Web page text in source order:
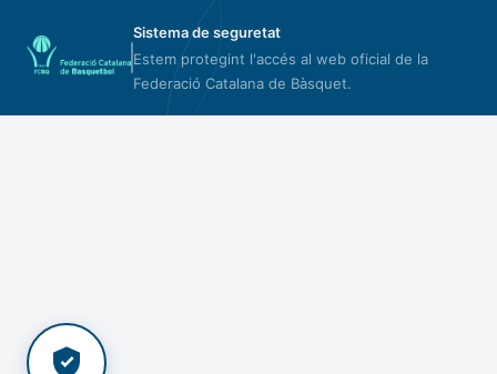
Sistema de seguretat
Estem protegint l'accés al web oficial de la
Federació Catalana de Bàsquet.